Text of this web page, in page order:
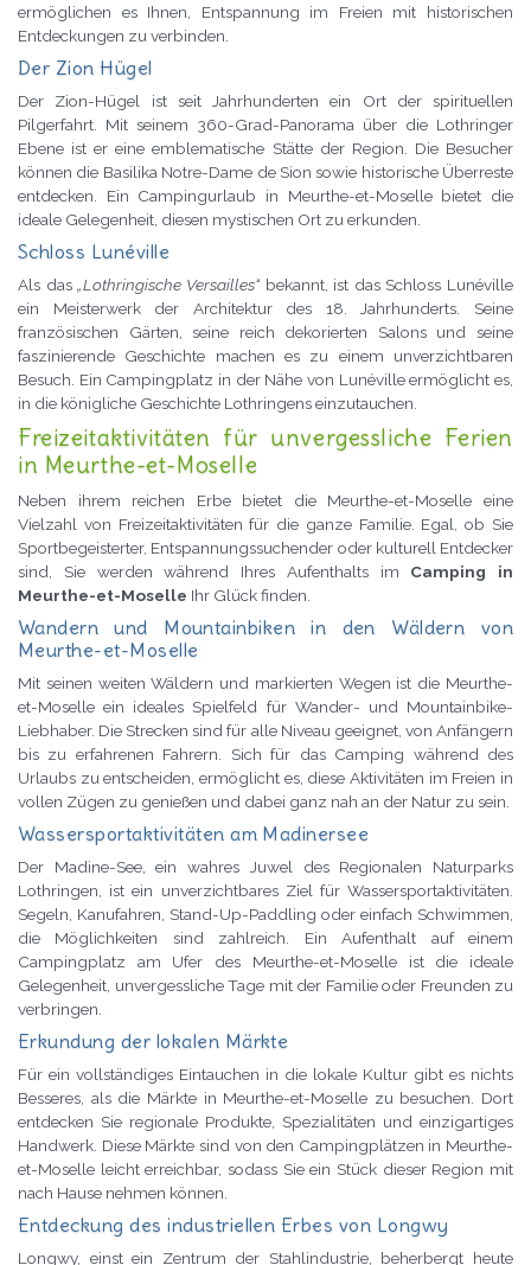
ermöglichen es Ihnen, Entspannung im Freien mit historischen
Entdeckungen zu verbinden.
Der Zion Hügel
Der Zion-Hügel ist seit Jahrhunderten ein Ort der spirituellen
Pilgerfahrt. Mit seinem 360-Grad-Panorama über die Lothringer
Ebene ist er eine emblematische Stätte der Region. Die Besucher
können die Basilika Notre-Dame de Sion sowie historische Überreste
entdecken. Ein Campingurlaub in Meurthe-et-Moselle bietet die
ideale Gelegenheit, diesen mystischen Ort zu erkunden.
Schloss Lunéville
Als das„Lothringische Versailles“bekannt, ist das Schloss Lunéville
ein Meisterwerk der Architektur des 18. Jahrhunderts. Seine
französischen Gärten, seine reich dekorierten Salons und seine
faszinierende Geschichte machen es zu einem unverzichtbaren
Besuch. Ein Campingplatz in der Nähe von Lunéville ermöglicht es,
in die königliche Geschichte Lothringens einzutauchen.
Freizeitaktivitäten für unvergessliche Ferien
in Meurthe-et-Moselle
Neben ihrem reichen Erbe bietet die Meurthe-et-Moselle eine
Vielzahl von Freizeitaktivitäten für die ganze Familie. Egal, ob Sie
Sportbegeisterter, Entspannungssuchender oder kulturell Entdecker
sind, Sie werden während Ihres Aufenthalts im Camping in
Meurthe-et-Moselle Ihr Glück finden.
Wandern und Mountainbiken in den Wäldern von
Meurthe-et-Moselle
Mit seinen weiten Wäldern und markierten Wegen ist die Meurthe-
et-Moselle ein ideales Spielfeld für Wander- und Mountainbike-
Liebhaber. Die Strecken sind für alle Niveau geeignet, von Anfängern
bis zu erfahrenen Fahrern. Sich für das Camping während des
Urlaubs zu entscheiden, ermöglicht es, diese Aktivitäten im Freien in
vollen Zügen zu genießen und dabei ganz nah an der Natur zu sein.
Wassersportaktivitäten am Madinersee
Der Madine-See, ein wahres Juwel des Regionalen Naturparks
Lothringen, ist ein unverzichtbares Ziel für Wassersportaktivitäten.
Segeln, Kanufahren, Stand-Up-Paddling oder einfach Schwimmen,
die Möglichkeiten sind zahlreich. Ein Aufenthalt auf einem
Campingplatz am Ufer des Meurthe-et-Moselle ist die ideale
Gelegenheit, unvergessliche Tage mit der Familie oder Freunden zu
verbringen.
Erkundung der lokalen Märkte
Für ein vollständiges Eintauchen in die lokale Kultur gibt es nichts
Besseres, als die Märkte in Meurthe-et-Moselle zu besuchen. Dort
entdecken Sie regionale Produkte, Spezialitäten und einzigartiges
Handwerk. Diese Märkte sind von den Campingplätzen in Meurthe-
et-Moselle leicht erreichbar, sodass Sie ein Stück dieser Region mit
nach Hause nehmen können.
Entdeckung des industriellen Erbes von Longwy
Longwy, einst ein Zentrum der Stahlindustrie, beherbergt heute